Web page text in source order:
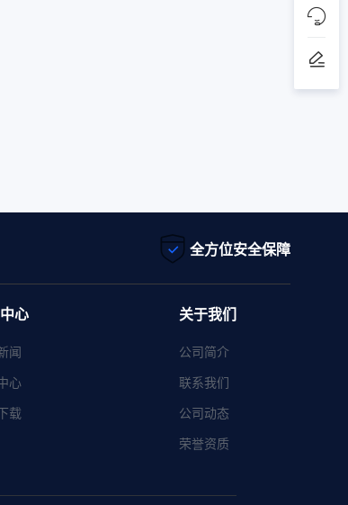
全方位安全保障
心
闻
心
载
关于我们
公司简介
联系我们
公司动态
荣誉资质